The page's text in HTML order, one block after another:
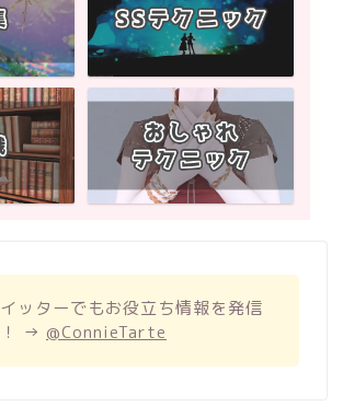
ッターでもお役立ち情報を発信
→ @ConnieTarte